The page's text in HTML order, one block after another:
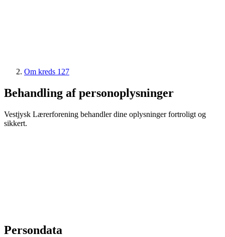
Om kreds 127
Behandling af personoplysninger
Vestjysk Lærerforening behandler dine oplysninger fortroligt og
sikkert.
Persondata